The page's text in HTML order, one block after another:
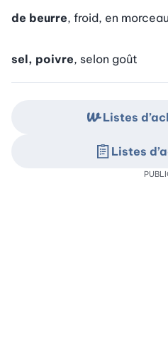
de beurre, froid, en
sel, poivre, selon goût
Listes
Listes